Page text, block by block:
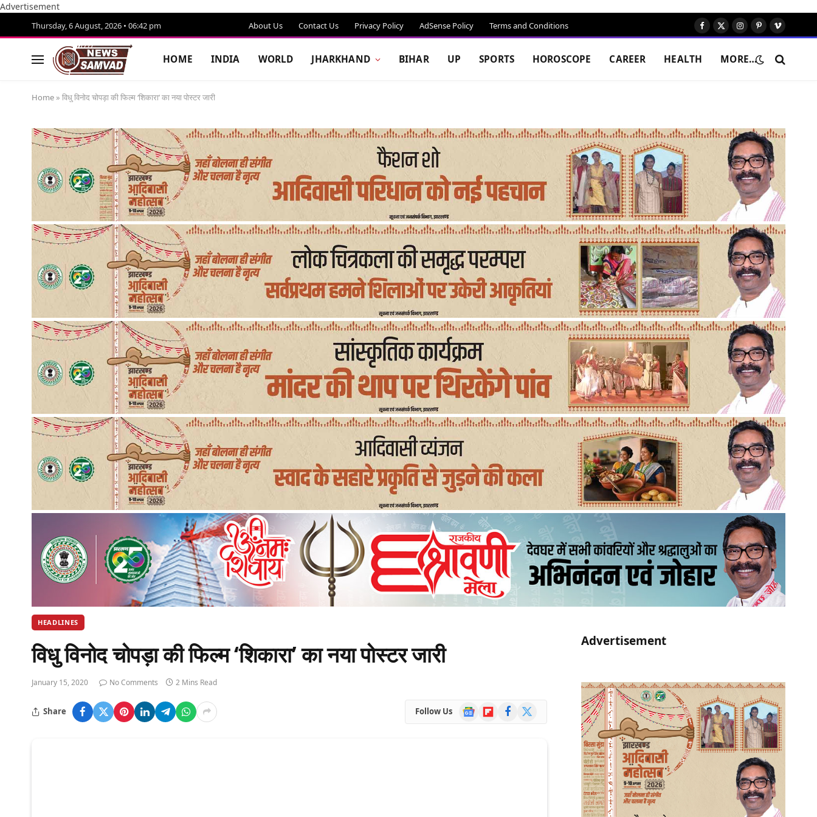
Advertisement
Thursday, 6 August, 2026 • 06:42 pm About Us Contact Us Privacy Policy AdSense Policy Terms and Conditions Facebook
X
Instagram
Pinterest
Vimeo
HOME INDIA WORLD JHARKHAND BIHAR UP SPORTS HOROSCOPE CAREER HEALTH MORE…
Home » विधु विनोद चोपड़ा की फिल्म ‘शिकारा’ का नया पोस्टर जारी
HEADLINES
विधु विनोद चोपड़ा की फिल्म ‘शिकारा’ का नया पोस्टर जारी
January 15, 2020 No Comments 2 Mins Read
Share Follow Us
Google
News
FlipboardFacebook
Advertisement